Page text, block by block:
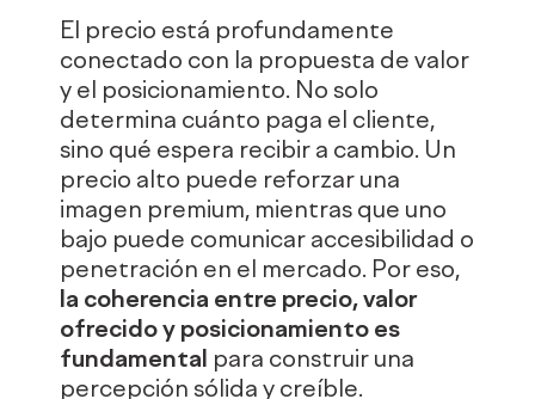
El precio está profundamente
conectado con la propuesta de valor
y el posicionamiento. No solo
determina cuánto paga el cliente,
sino qué espera recibir a cambio. Un
precio alto puede reforzar una
imagen premium, mientras que uno
bajo puede comunicar accesibilidad o
penetración en el mercado. Por eso,
la coherencia entre precio, valor
ofrecido y posicionamiento es
fundamental
para construir una
percepción sólida y creíble.